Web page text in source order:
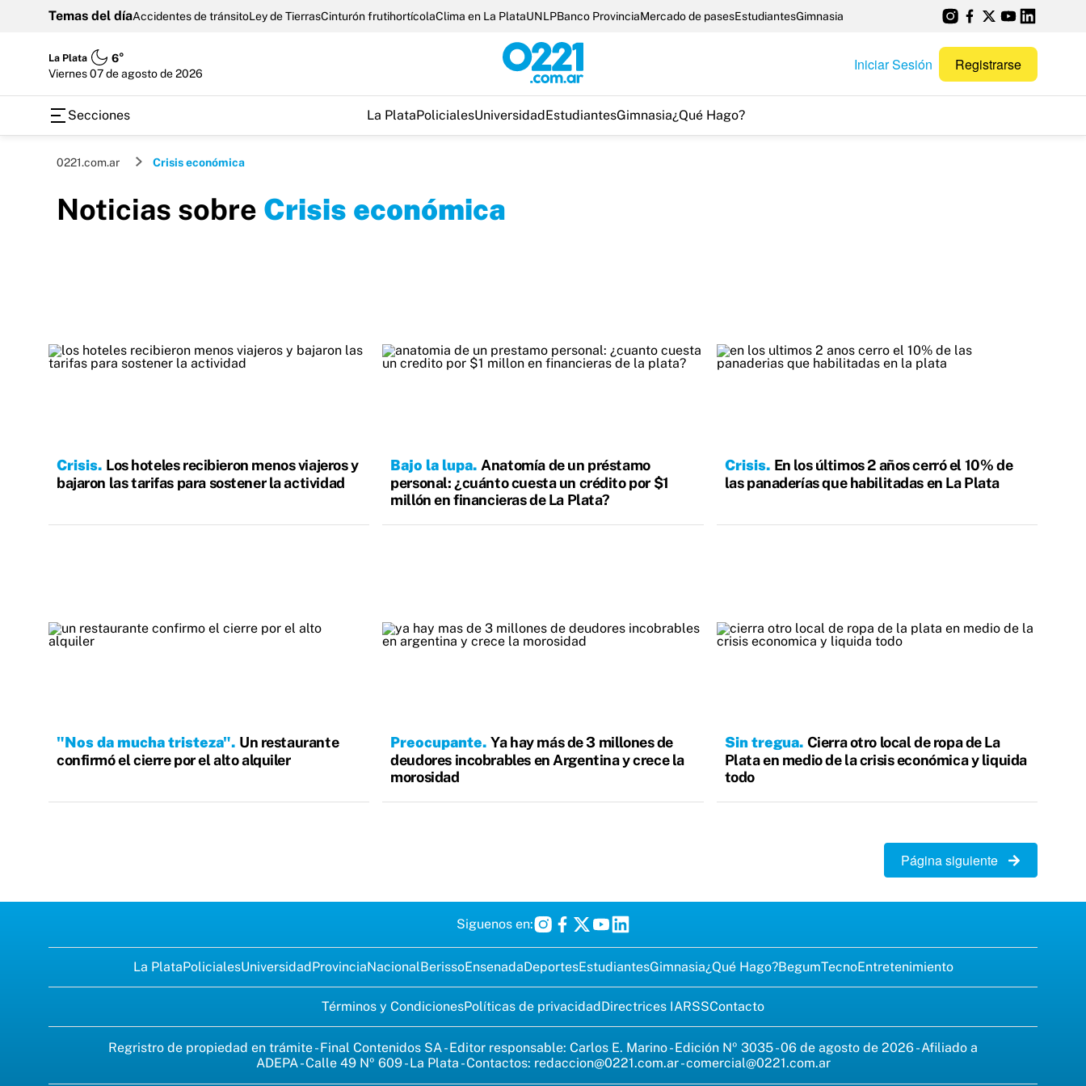
Temas del díaAccidentes de tránsitoLey de TierrasCinturón frutihortícolaClima en La PlataUNLPBanco ProvinciaMercado de pasesEstudiantesGimnasia
La Plata
6°
viernes 07 de agosto de 2026
Iniciar Sesión Registrarse
Secciones La PlataPolicialesUniversidadEstudiantesGimnasia¿Qué Hago?
0221.com.ar Crisis económica
Noticias sobre Crisis económica
Crisis Los hoteles recibieron menos viajeros y
bajaron las tarifas para sostener la actividad
Bajo la lupa Anatomía de un préstamo
personal: ¿cuánto cuesta un crédito por $1
millón en financieras de La Plata?
Crisis En los últimos 2 años cerró el 10% de
las panaderías que habilitadas en La Plata
"Nos da mucha tristeza" Un restaurante
confirmó el cierre por el alto alquiler
Preocupante Ya hay más de 3 millones de
deudores incobrables en Argentina y crece la
morosidad
Sin tregua Cierra otro local de ropa de La
Plata en medio de la crisis económica y liquida
todo
Página siguiente
Siguenos en:
La PlataPolicialesUniversidadProvinciaNacionalBerissoEnsenadaDeportesEstudiantesGimnasia¿Qué Hago?BegumTecnoEntretenimiento
Términos y CondicionesPolíticas de privacidadDirectrices IARSSContacto
Regristro de propiedad en trámite - Final Contenidos SA - Editor responsable: Carlos E. Marino - Edición Nº 3035 - 06 de agosto de 2026 - Afiliado a
ADEPA - Calle 49 Nº 609 - La Plata - Contactos: redaccion@0221.com.ar-comercial@0221.com.ar